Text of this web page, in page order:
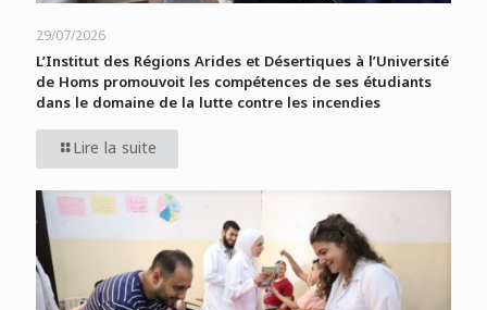
29/07/2026
L’Institut des Régions Arides et Désertiques à l’Université
de Homs promouvoit les compétences de ses étudiants
dans le domaine de la lutte contre les incendies
Lire la suite